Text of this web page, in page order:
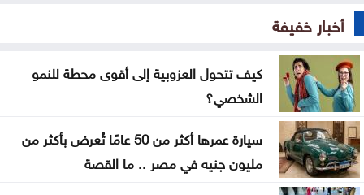
مضيق البوسفور
الأردن يدين التفجير الإرهابي الذي استهدف حافلة في
جرمانا بريف دمشق
غوتيريش يدعو روسيا وأوكرانيا إلى تجنب استهداف
المدنيين
أخبار خفيفة
كيف تتحول العزوبية إلى أقوى محطة للنمو
الشخصي؟
سيارة عمرها أكثر من 50 عامًا تُعرض بأكثر من
مليون جنيه في مصر .. ما القصة